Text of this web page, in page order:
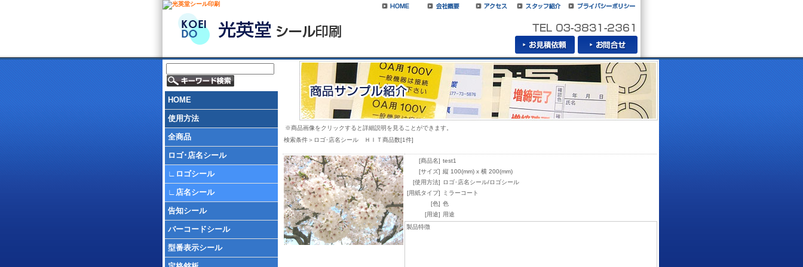
HOME
使用方法
全商品
ロゴ･店名シール
∟ ロゴシール
∟ 店名シール
告知シール
バーコードシール
型番表示シール
※商品画像をクリックすると詳細説明を見ることができます。
検索条件＞ロゴ･店名シール ＨＩＴ商品数[1件]
[商品名] test1
[サイズ] 縦 100(mm) x 横 200(mm)
[使用方法]
ロゴ･店名シール/ロゴシール
[用紙タイプ]
ミラーコート
[色] 色
[用途] 用途
製品特徴